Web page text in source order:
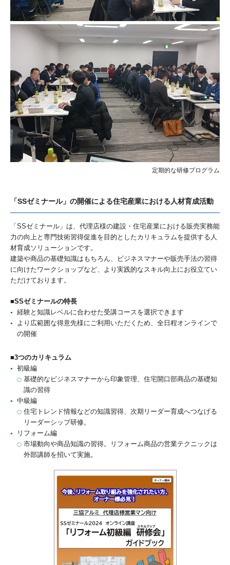
定期的な研修プログラム
「SSゼミナール」の開催による住宅産業における人材育成活動
「SSゼミナール」は、代理店様の建設・住宅産業における販売実務能
力の向上と専門技術習得促進を目的としたカリキュラムを提供する人
材育成ソリューションです。
建築や商品の基礎知識はもちろん、ビジネスマナーや販売手法の習得
に向けたワークショップなど、より実践的なスキル向上にお役立てい
ただけております。
■SSゼミナールの特長
経験と知識レベルに合わせた受講コースを選択できます
より広範囲な得意先様にご利用いただくため、全日程オンラインで
の開催
■3つのカリキュラム
初級編
基礎的なビジネスマナーから印象管理、住宅開口部商品の基礎知
識の習得
中級編
住宅トレンド情報などの知識習得、次期リーダー育成へつなげる
リーダーシップ研修。
リフォーム編
市場動向や商品知識の習得。リフォーム商品の営業テクニックは
外部講師を招いて実施。